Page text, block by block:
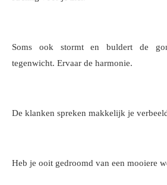
Soms ook stormt en buldert de
tegenwicht. Ervaar de harmonie.
De klanken spreken makkelijk je
Heb je ooit gedroomd van een mooiere